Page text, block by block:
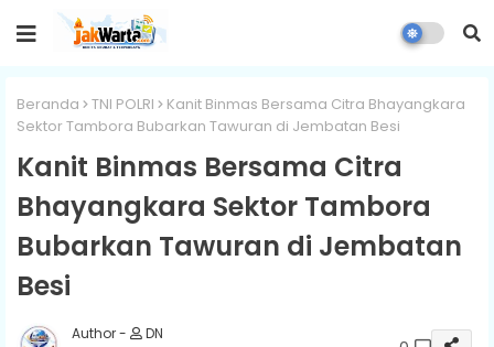
Beranda TNI POLRI
Kanit Binmas Bersama Citra Bhayangkara
Sektor Tambora Bubarkan Tawuran di Jembatan Besi
Kanit Binmas Bersama Citra
Bhayangkara Sektor Tambora
Bubarkan Tawuran di Jembatan
Besi
DN